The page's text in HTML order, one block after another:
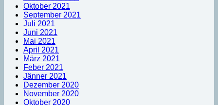
Oktober 2021
September 2021
Juli 2021
Juni 2021
Mai 2021
April 2021
März 2021
Feber 2021
Jänner 2021
Dezember 2020
November 2020
Oktober 2020